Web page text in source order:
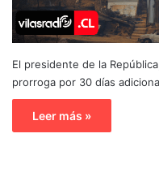
El presidente de la
prorroga por 30 días
Leer más »